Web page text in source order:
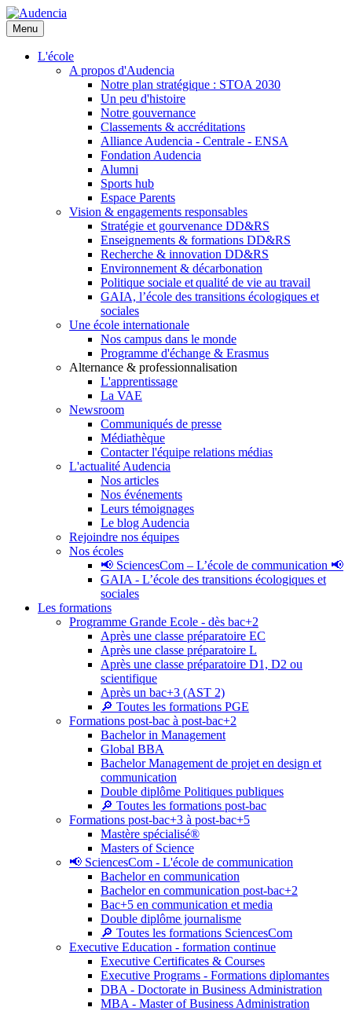
Aller
au
contenu
principal
Menu
L'école
A propos d'Audencia
Notre plan stratégique : STOA 2030
Un peu d'histoire
Notre gouvernance
Classements & accréditations
Alliance Audencia - Centrale - ENSA
Fondation Audencia
Alumni
Sports hub
Espace Parents
Vision & engagements responsables
Stratégie et gourvenance DD&RS
Enseignements & formations DD&RS
Recherche & innovation DD&RS
Environnement & décarbonation
Politique sociale et qualité de vie au travail
GAIA, l’école des transitions écologiques et
sociales
Une école internationale
Nos campus dans le monde
Programme d'échange & Erasmus
Alternance & professionnalisation
L'apprentissage
La VAE
Newsroom
Communiqués de presse
Médiathèque
Contacter l'équipe relations médias
L'actualité Audencia
Nos articles
Nos événements
Leurs témoignages
Le blog Audencia
Rejoindre nos équipes
Nos écoles
📢 SciencesCom – L’école de communication 📢
GAIA - L’école des transitions écologiques et
sociales
Les formations
Programme Grande Ecole - dès bac+2
Après une classe préparatoire EC
Après une classe préparatoire L
Après une classe préparatoire D1, D2 ou
scientifique
Après un bac+3 (AST 2)
🔎 Toutes les formations PGE
Formations post-bac à post-bac+2
Bachelor in Management
Global BBA
Bachelor Management de projet en design et
communication
Double diplôme Politiques publiques
🔎 Toutes les formations post-bac
Formations post-bac+3 à post-bac+5
Mastère spécialisé®
Masters of Science
📢 SciencesCom - L'école de communication
Bachelor en communication
Bachelor en communication post-bac+2
Bac+5 en communication et media
Double diplôme journalisme
🔎 Toutes les formations SciencesCom
Executive Education - formation continue
Executive Certificates & Courses
Executive Programs - Formations diplomantes
DBA - Doctorate in Business Administration
MBA - Master of Business Administration